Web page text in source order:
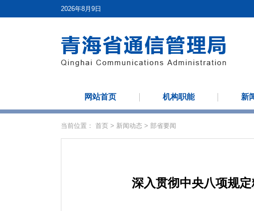
2026年8月9日
网站首页 机构职能 新
当前位置： 首页 > 新闻动态 > 部省要闻
深入贯彻中央八项规